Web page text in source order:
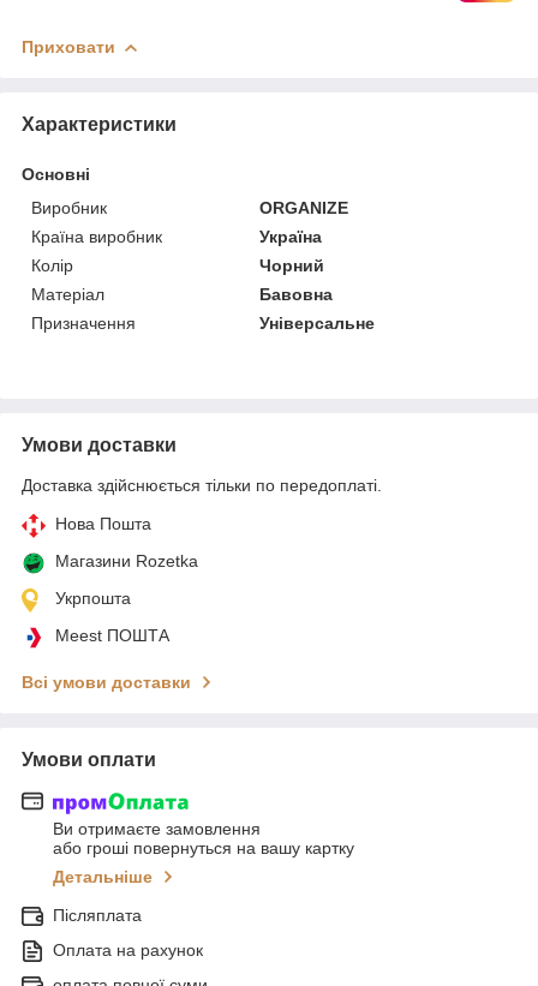
Приховати
Характеристики
Основні
Виробник
ORGANIZE
Країна виробник
Україна
Колір
Чорний
Матеріал
Бавовна
Призначення
Універсальне
Умови доставки
Доставка здійснюється тільки по передоплаті.
Нова Пошта
Магазини Rozetka
Укрпошта
Meest ПОШТА
Всі умови доставки
Умови оплати
Ви отримаєте замовлення
або гроші повернуться на вашу картку
Детальніше
Післяплата
Оплата на рахунок